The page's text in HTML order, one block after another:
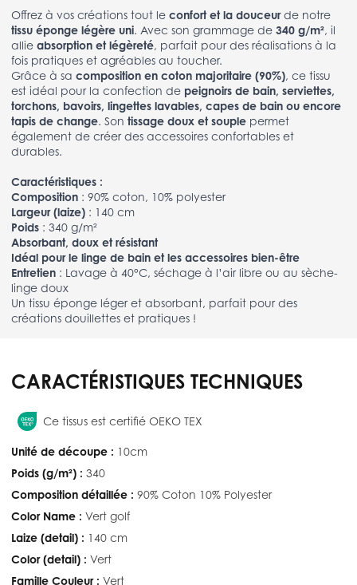
Offrez à vos créations tout le confort et la douceurde notre
tissu éponge légère uni. Avec son grammage de 340 g/m², il
allie absorption et légèreté, parfait pour des réalisations à la
fois pratiques et agréables au toucher.
Grâce à sa composition en coton majoritaire (90%), ce tissu
est idéal pour la confection de peignoirs de bain, serviettes,
torchons, bavoirs, lingettes lavables, capes de bain ou encore
tapis de change. Son tissage doux et souple permet
également de créer des accessoires confortables et
durables.
Caractéristiques :
Composition : 90% coton, 10% polyester
Largeur (laize) : 140 cm
Poids : 340 g/m²
Absorbant, doux et résistant
Idéal pour le linge de bain et les accessoires bien-être
Entretien : Lavage à 40°C, séchage à l’air libre ou au sèche-
linge doux
Un tissu éponge léger et absorbant, parfait pour des
créations douillettes et pratiques !
CARACTÉRISTIQUES TECHNIQUES
Ce tissus est certifié OEKO TEX
Unité de découpe : 10cm
Poids (g/m²) : 340
Composition détaillée : 90% Coton 10% Polyester
Color Name : Vert golf
Laize (detail) : 140 cm
Color (detail) : Vert
Famille Couleur : Vert